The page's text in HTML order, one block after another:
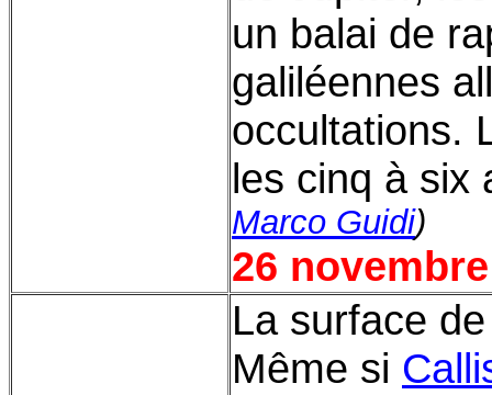
un balai de
galiléennes
occultations.
les cinq à six
Marco Guidi)
26
La surface
Même si